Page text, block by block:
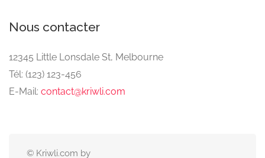
Nous contacter
12345 Little Lonsdale St, Melbourne
Tél: (123) 123-456
E-Mail: contact@kriwli.com
© Kriwli.com by